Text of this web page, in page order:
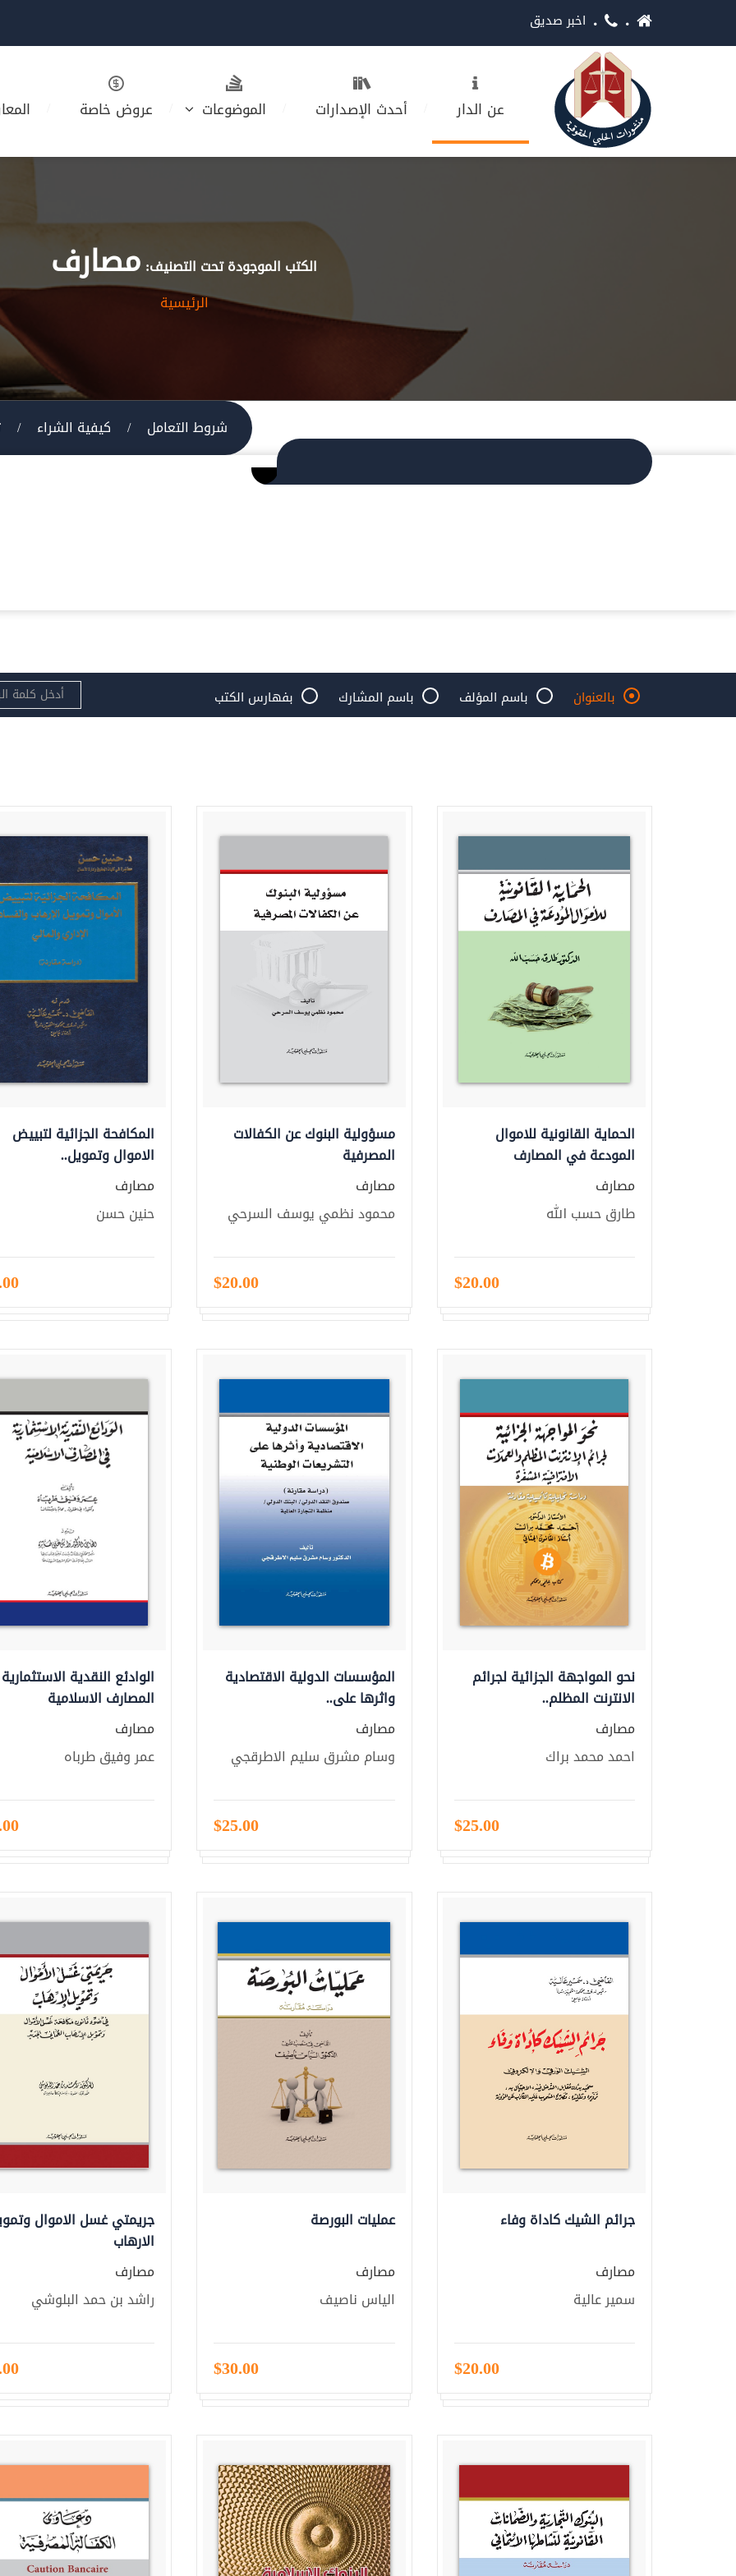
اخبر صديق
عن الدار أحدث الإصدارات الموضوعات عروض خاصة
الكتب الموجودة تحت التصنيف: مصارف
الرئيسية
شروط التعامل / كيفية الشراء /
بالعنوان باسم المؤلف باسم المشارك بفهارس الكتب
الحماية القانونية للاموال
المودعة في المصارف
مصارف
طارق حسب الله
$20.00
مسؤولية البنوك عن الكفالات
المصرفية
مصارف
محمود نظمي يوسف السرحي
$20.00
المكافحة الجزائية لتبييض
الاموال وتمويل..
مصارف
حنين حسن
نحو المواجهة الجزائية لجرائم
الانترنت المظلم..
مصارف
احمد محمد براك
$25.00
المؤسسات الدولية الاقتصادية
واثرها على..
مصارف
وسام مشرق سليم الاطرقجي
$25.00
الوادئع النقدية
المصارف الاسلامية
مصارف
عمر وفيق طرباه
جرائم الشيك كاداة وفاء
مصارف
سمير عالية
$20.00
عمليات البورصة
مصارف
الياس ناصيف
$30.00
جريمتي غسل الاموال
الارهاب
مصارف
راشد بن حمد البلوشي